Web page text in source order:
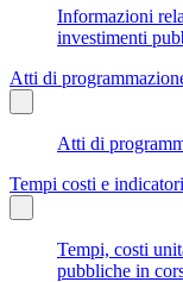
Informazioni
investimenti
Atti di
Atti di
Tempi costi e
Tempi, costi
pubbliche in